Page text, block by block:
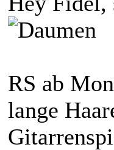
RS ab
lange